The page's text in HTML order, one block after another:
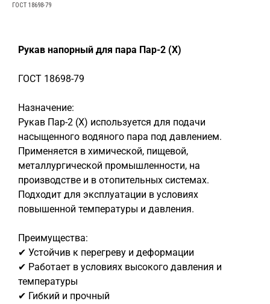
ГОСТ 18698-79
Рукав напорный для пара Пар-2 (X)
ГОСТ 18698-79
Назначение:
Рукав Пар-2 (X) используется для подачи
насыщенного водяного пара под давлением.
Применяется в химической, пищевой,
металлургической промышленности, на
производстве и в отопительных системах.
Подходит для эксплуатации в условиях
повышенной температуры и давления.
Преимущества:
✔ Устойчив к перегреву и деформации
✔ Работает в условиях высокого давления и
температуры
✔ Гибкий и прочный